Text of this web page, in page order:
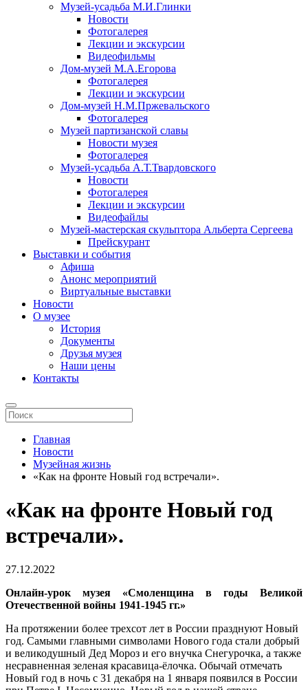
Музей-усадьба М.И.Глинки
Новости
Фотогалерея
Лекции и экскурсии
Видеофильмы
Дом-музей М.А.Егорова
Фотогалерея
Лекции и экскурсии
Дом-музей Н.М.Пржевальского
Фотогалерея
Музей партизанской славы
Новости музея
Фотогалерея
Музей-усадьба А.Т.Твардовского
Новости
Фотогалерея
Лекции и экскурсии
Видеофайлы
Музей-мастерская скульптора Альберта Сергеева
Прейскурант
Выставки и события
Афиша
Анонс мероприятий
Виртуальные выставки
Новости
О музее
История
Документы
Друзья музея
Наши цены
Контакты
Главная
Новости
Музейная жизнь
«Как на фронте Новый год встречали».
«Как на фронте Новый год
встречали».
27.12.2022
Онлайн-урок музея «Смоленщина в годы Великой
Отечественной войны 1941-1945 гг.»
На протяжении более трехсот лет в России празднуют Новый
год. Самыми главными символами Нового года стали добрый
и великодушный Дед Мороз и его внучка Снегурочка, а также
несравненная зеленая красавица-ёлочка. Обычай отмечать
Новый год в ночь с 31 декабря на 1 января появился в России